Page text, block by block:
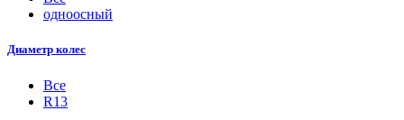
одноосный
Диаметр колес
Все
R13